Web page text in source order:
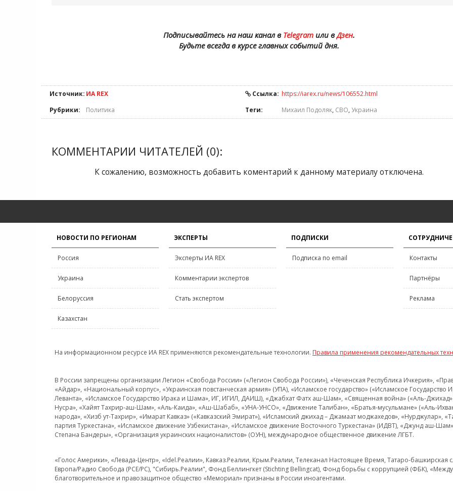
Подписывайтесь на наш канал в Telegramили вДзен.
Будьте всегда в курсе главных событий дня.
Источник: ИА REX Ссылка: https://iarex.ru/news/106552.html
Рубрики:
Политика Теги: Михаил Подоляк, СВО, Украина
КОММЕНТАРИИ ЧИТАТЕЛЕЙ (0):
К сожалению, возможность добавить коментарий к данному материалу отключена.
НОВОСТИ ПО РЕГИОНАМ
Россия
Украина
Белоруссия
Казахстан
ЭКСПЕРТЫ
Эксперты ИА REX
Комментарии экспертов
Стать экспертом
ПОДПИСКИ
Подписка по email Контакты
Партнёры
Реклама
На информационном ресурсе ИА REX применяются рекомендательные технологии. Правила применения рекомендательных
В России запрещены организации Легион «Свобода России» («Легион Свобода России»), «Чеченская Республика Ичкерия»,
«Айдар», «Национальный корпус», «Украинская повстанческая армия» (УПА), «Исламское государство» («Исламское
Леванта», «Исламское Государство Ирака и Шама», ИГ, ИГИЛ, ДАИШ), «Джабхат Фатх аш-Шам», «Священная война» («Аль-Джихад»
Нусра», «Хайят Тахрир-аш-Шам», «Аль-Каида», «Аш-Шабаб», «УНА-УНСО», «Движение Талибан», «Братья-мусульмане» («Аль-
народа», «Хизб ут-Тахрир», «Имарат Кавказ» («Кавказский Эмират»), «Исламский джихад – Джамаат моджахедов», «Нурджулар»,
партия Туркестана», «Исламское движение Узбекистана», «Исламское движение Восточного Туркестана» (ИДВТ), «Джунд аш-
Степана Бандеры», «Организация украинских националистов» (ОУН), международное общественное движение ЛГБТ.
«Голос Америки», «Левада-Центр», «Idel.Реалии», Кавказ.Реалии, Крым.Реалии, Телеканал Настоящее Время, Татаро-
Европа/Радио Свобода (PCE/PC), "Сибирь.Реалии", Фонд Беллингкет (Stichting Bellingcat), Фонд борьбы с коррупцией (ФБК),
благотворительное и правозащитное общество «Мемориал» признаны в России иноагентами.